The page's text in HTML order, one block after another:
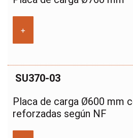
+
SU370-03
Placa de carga Ø600 mm
reforzadas según NF